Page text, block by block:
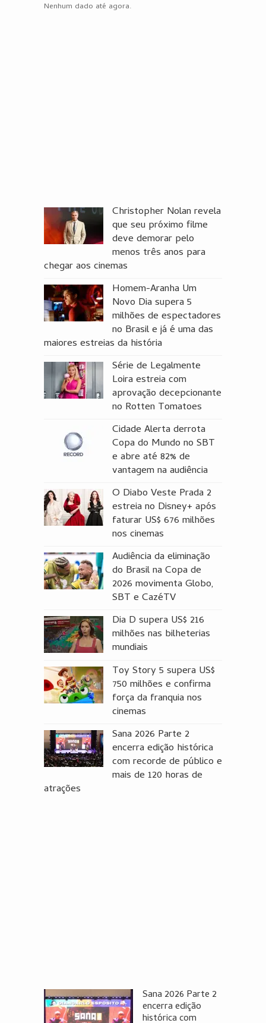
Nenhum dado até agora.
Christopher Nolan revela
que seu próximo filme
deve demorar pelo
menos três anos para
chegar aos cinemas
Homem-Aranha Um
Novo Dia supera 5
milhões de espectadores
no Brasil e já é uma das
maiores estreias da história
Série de Legalmente
Loira estreia com
aprovação decepcionante
no Rotten Tomatoes
Cidade Alerta derrota
Copa do Mundo no SBT
e abre até 82% de
vantagem na audiência
O Diabo Veste Prada 2
estreia no Disney+ após
faturar US$ 676 milhões
nos cinemas
Audiência da eliminação
do Brasil na Copa de
2026 movimenta Globo,
SBT e CazéTV
Dia D supera US$ 216
milhões nas bilheterias
mundiais
Toy Story 5 supera US$
750 milhões e confirma
força da franquia nos
cinemas
Sana 2026 Parte 2
encerra edição histórica
com recorde de público e
mais de 120 horas de
atrações
Sana 2026 Parte 2
encerra edição
histórica com